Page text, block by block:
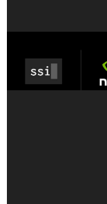
Safe
とNVIDIA が、長期
的パートナーシッ